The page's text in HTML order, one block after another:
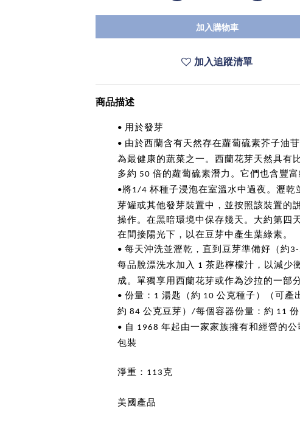
加入購物車
加入追蹤清單
商品描述
• 用於發芽
• 由於西蘭含有天然存在蘿蔔硫素芥子油
為最健康的蔬菜之一。西蘭花芽天然具有
多約 50 倍的蘿蔔硫素潛力。它們也含豐富
•將1/4 杯種子浸泡在室溫水中過夜。瀝乾
芽罐或其他發芽裝置中，並按照該裝置的
操作。在黑暗環境中保存幾天。大約第四
在間接陽光下，以在豆芽中產生葉綠素。
• 每天沖洗並瀝乾，直到豆芽準備好（約
每品脫漂洗水加入 1 茶匙檸檬汁，以減少
成。單獨享用西蘭花芽或作為沙拉的一部分
• 份量： 1 湯匙（約 10 公克種子）（可產
約 84 公克豆芽） /每個容器份量：約 11 份
• 自 1968 年起由一家家族擁有和經營的公
包裝
淨重： 113 克
美國產品